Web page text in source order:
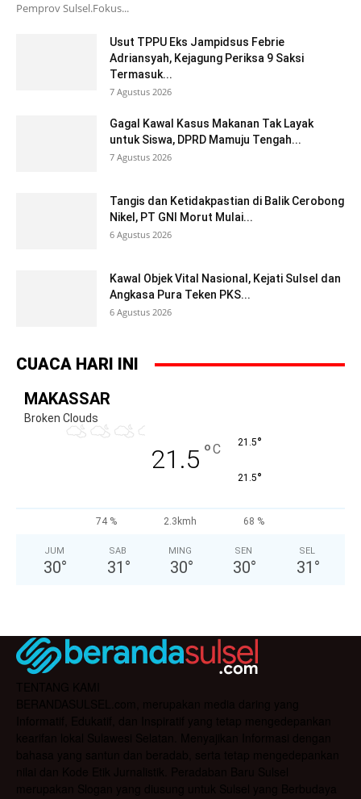
Pemprov Sulsel.Fokus...
Usut TPPU Eks Jampidsus Febrie
Adriansyah, Kejagung Periksa 9 Saksi
Termasuk...
7 Agustus 2026
Gagal Kawal Kasus Makanan Tak Layak
untuk Siswa, DPRD Mamuju Tengah...
7 Agustus 2026
Tangis dan Ketidakpastian di Balik Cerobong
Nikel, PT GNI Morut Mulai...
6 Agustus 2026
Kawal Objek Vital Nasional, Kejati Sulsel dan
Angkasa Pura Teken PKS...
6 Agustus 2026
CUACA HARI INI
MAKASSAR
Broken Clouds
21.5 °C 21.5°
21.5°
74 % 2.3kmh 68 %
JUM
30°
SAB
31 °
MING
30°
SEN
30°
SEL
31 °